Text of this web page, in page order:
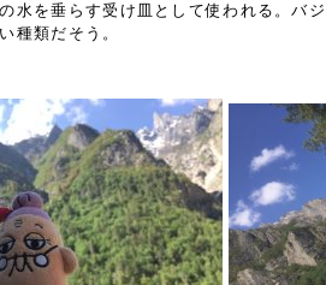
水を垂らす受け皿として使われる。バ
種類だそう。